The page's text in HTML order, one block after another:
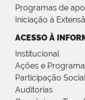
Programas de
Iniciação à
ACESSO À
Institucional
Ações e
Participação
Auditorias